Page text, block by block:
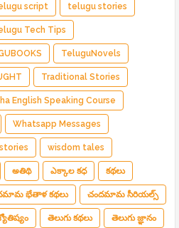
script telugu stories
Tech Tips
TeluguNovels
Traditional Stories
English Speaking Course
Whatsapp Messages
wisdom tales
అతిథి ఎక్కాల కధ కథలు
భేతాళ కథలు చందమామ సీరియల్స్
తెలుగు కథలు తెలుగు జ్ఞానం